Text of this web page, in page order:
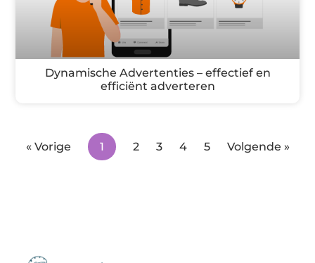
Dynamische Advertenties – effectief en
efficiënt adverteren
« Vorige 1 2 3 4 5 Volgende »